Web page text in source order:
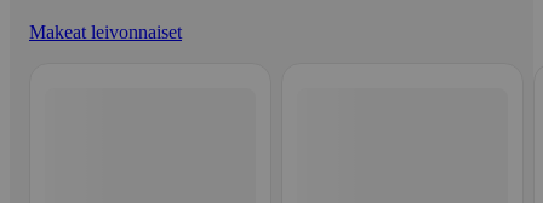
Makeat leivonnaiset